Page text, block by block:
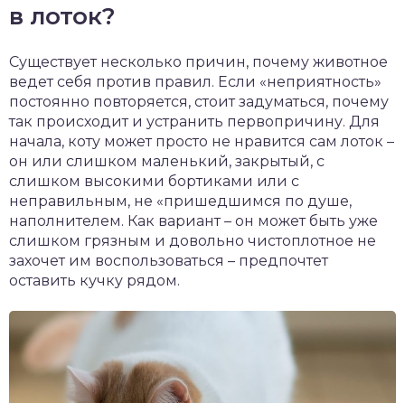
в лоток?
Существует несколько причин, почему животное
ведет себя против правил. Если «неприятность»
постоянно повторяется, стоит задуматься, почему
так происходит и устранить первопричину. Для
начала, коту может просто не нравится сам лоток –
он или слишком маленький, закрытый, с
слишком высокими бортиками или с
неправильным, не «пришедшимся по душе,
наполнителем. Как вариант – он может быть уже
слишком грязным и довольно чистоплотное не
захочет им воспользоваться – предпочтет
оставить кучку рядом.